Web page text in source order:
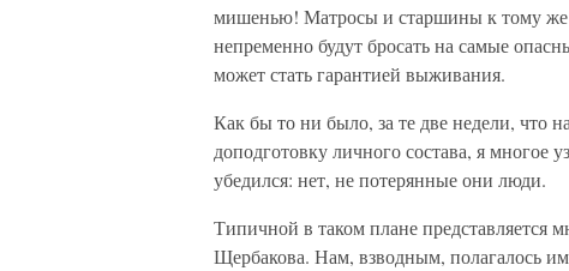
мишенью! Матросы и старшины к тому же
непременно будут бросать на самые
может стать гарантией выживания.
Как бы то ни было, за те две недели, что
доподготовку личного состава, я многое
убедился: нет, не потерянные они люди.
Типичной в таком плане представляется
Щербакова. Нам, взводным, полагалось